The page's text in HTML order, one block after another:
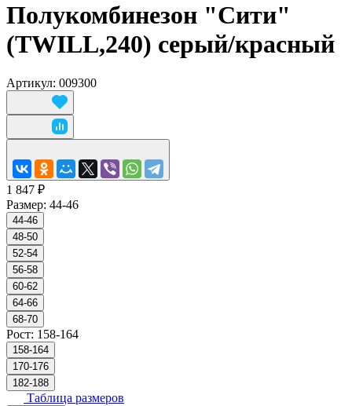
Полукомбинезон "Сити"
(TWILL,240) серый/красный
Артикул: 009300
1 847 ₽
Размер: 44-46
44-46
48-50
52-54
56-58
60-62
64-66
68-70
Рост: 158-164
158-164
170-176
182-188
Таблица размеров